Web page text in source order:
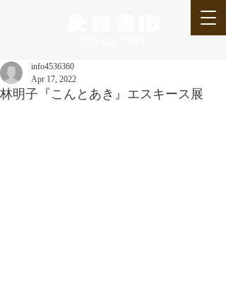
林明子『こんとあき』エスキース展
info4536360
Apr 17, 2022